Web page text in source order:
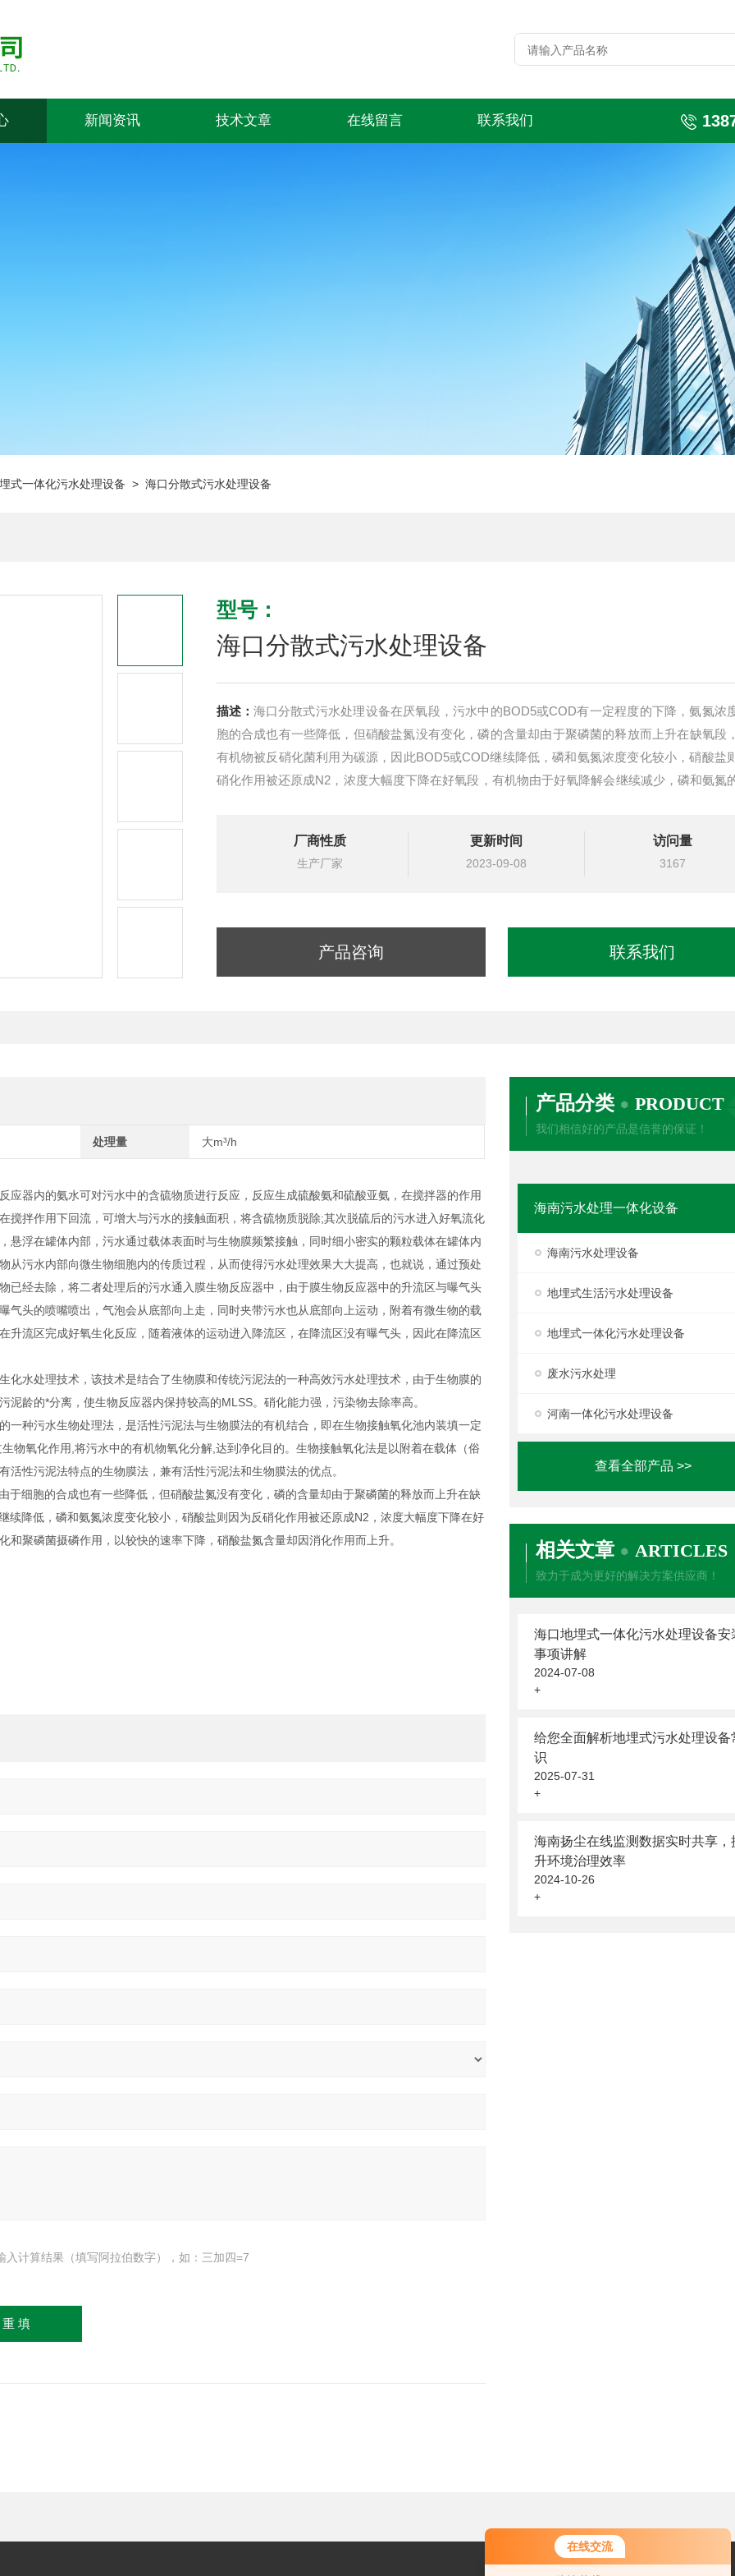
在线交流
新闻资讯 技术文章 在线留言 联系我们
式一体化污水处理设备 > 海口分散式污水处理设备
型号：
海口分散式污水处理设备
描述： 海口分散式污水处理设备在厌氧段，污水中的BOD5或COD有一定程度的下降，氨氮浓
胞的合成也有一些降低，但硝酸盐氮没有变化，磷的含量却由于聚磷菌的释放而上升在缺氧段
有机物被反硝化菌利用为碳源，因此BOD5或COD继续降低，磷和氨氮浓度变化较小，硝酸盐
硝化作用被还原成N2，浓度大幅度下降在好氧段，有机物由于好氧降解会继续减少，磷和氨氮
厂商性质
生产厂家
更新时间
2023-09-08
访问量
3167
产品咨询 联系我们
产品分类 PRODUCT
我们相信好的产品是信誉的保证！
海南污水处理一体化设备
海南污水处理设备
地埋式生活污水处理设备
地埋式一体化污水处理设备
废水污水处理
河南一体化污水处理设备
查看全部产品 >>
相关文章 ARTICLES
致力于成为更好的解决方案供应商！
海口地埋式一体化污水处理设备安
事项讲解
2024-07-08
+
给您全面解析地埋式污水处理设备
识
2025-07-31
+
海南扬尘在线监测数据实时共享，
升环境治理效率
2024-10-26
+
处理量 大m³/h
应器内的氨水可对污水中的含硫物质进行反应，反应生成硫酸氨和硫酸亚氨，在搅拌器的作用
搅拌作用下回流，可增大与污水的接触面积，将含硫物质脱除;其次脱硫后的污水进入好氧流化
悬浮在罐体内部，污水通过载体表面时与生物膜频繁接触，同时细小密实的颗粒载体在罐体内
从污水内部向微生物细胞内的传质过程，从而使得污水处理效果大大提高，也就说，通过预处
已经去除，将二者处理后的污水通入膜生物反应器中，由于膜生物反应器中的升流区与曝气头
气头的喷嘴喷出，气泡会从底部向上走，同时夹带污水也从底部向上运动，附着有微生物的载
升流区完成好氧生化反应，随着液体的运动进入降流区，在降流区没有曝气头，因此在降流区
化水处理技术，该技术是结合了生物膜和传统污泥法的一种高效污水处理技术，由于生物膜的
龄的*分离，使生物反应器内保持较高的MLSS。硝化能力强，污染物去除率高。
一种污水生物处理法，是活性污泥法与生物膜法的有机结合，即在生物接触氧化池内装填一定
物氧化作用,将污水中的有机物氧化分解,达到净化目的。生物接触氧化法是以附着在载体（俗
性污泥法特点的生物膜法，兼有活性污泥法和生物膜法的优点。
细胞的合成也有一些降低，但硝酸盐氮没有变化，磷的含量却由于聚磷菌的释放而上升在缺
降低，磷和氨氮浓度变化较小，硝酸盐则因为反硝化作用被还原成N2，浓度大幅度下降在好
聚磷菌摄磷作用，以较快的速率下降，硝酸盐氮含量却因消化作用而上升。
入计算结果（填写阿拉伯数字），如：三加四=7